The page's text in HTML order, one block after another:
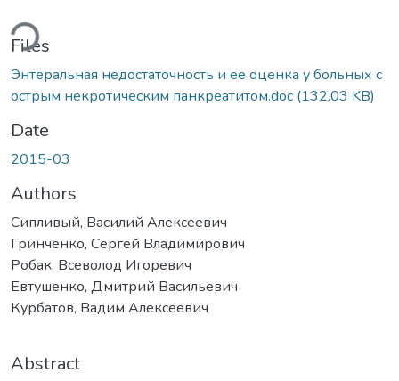
Files
Энтеральная недостаточность и ее оценка у больных с
острым некротическим панкреатитом.doc (132.03 KB)
Date
2015-03
Authors
Сипливый, Василий Алексеевич
Гринченко, Сергей Владимирович
Робак, Всеволод Игоревич
Евтушенко, Дмитрий Васильевич
Курбатов, Вадим Алексеевич
Abstract